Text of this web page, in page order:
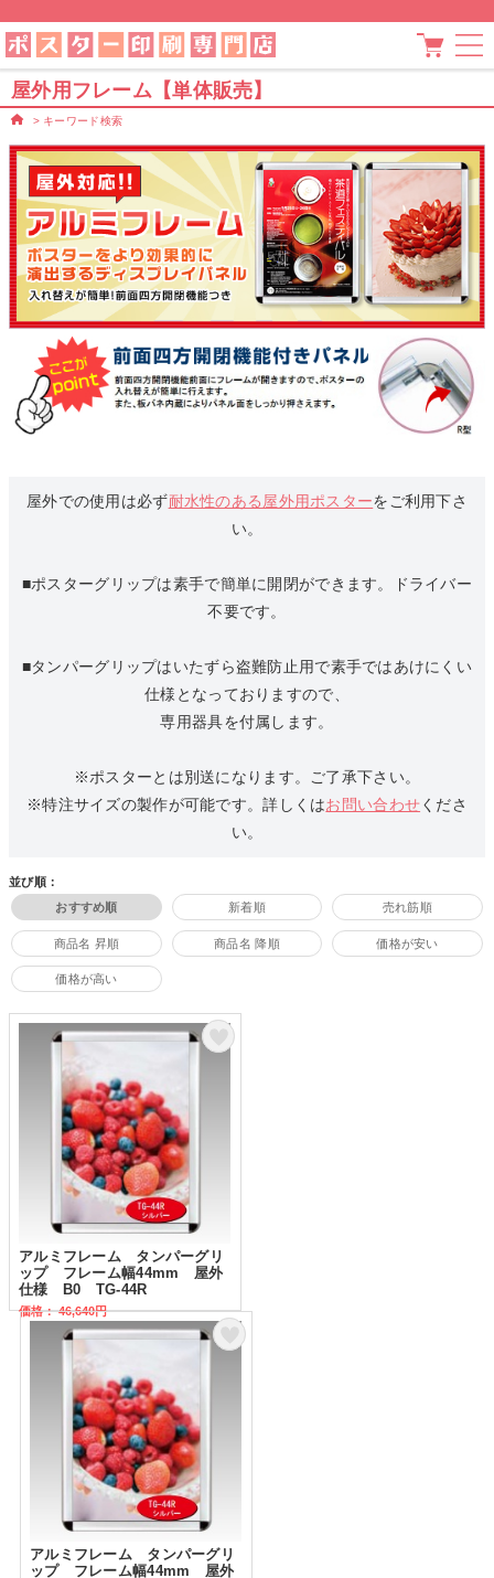
屋外用フレーム【単体販売】
> キーワード検索
屋外での使用は必ず耐水性のある屋外用ポスターをご利用下さ
い。
■ポスターグリップは素手で簡単に開閉ができます。ドライバー
不要です。
■タンパーグリップはいたずら盗難防止用で素手ではあけにくい
仕様となっておりますので、
専用器具を付属します。
※ポスターとは別送になります。ご了承下さい。
※特注サイズの製作が可能です。詳しくはお問い合わせくださ
い。
並び順：
おすすめ順
新着順 売れ筋順
商品名 昇順 商品名 降順 価格が安い
価格が高い
アルミフレーム タンパーグリ
ップ フレーム幅44mm 屋外
仕様 B0 TG-44R
価格： 46,640円
アルミフレーム タンパーグリ
ップ フレーム幅44mm 屋外